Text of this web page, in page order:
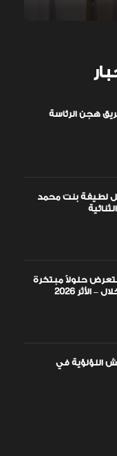
لطيفة بنت محمد
حلولاً مبتكرة
اللؤلؤية في